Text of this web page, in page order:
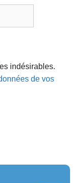
indésirables.
de vos